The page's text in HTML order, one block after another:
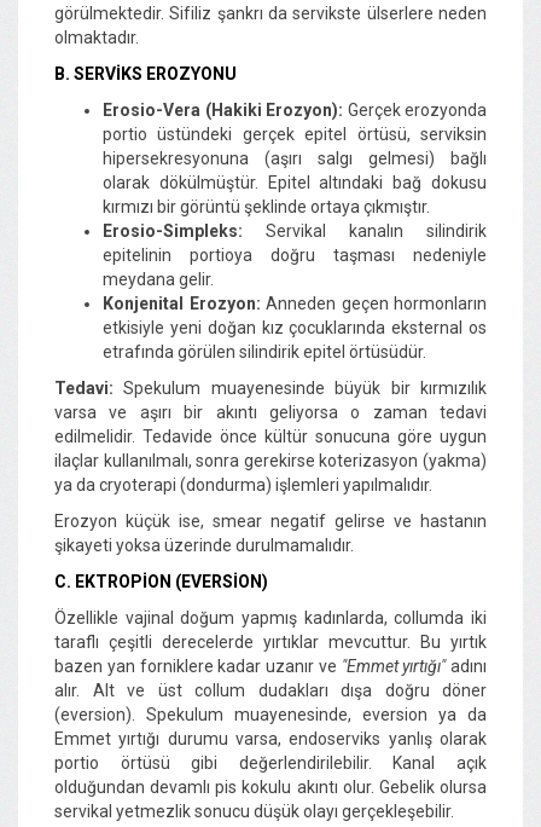
görülmektedir. Sifiliz şankrı da servikste ülserlere neden
olmaktadır.
B. SERVİKS EROZYONU
Erosio-Vera (Hakiki Erozyon): Gerçek erozyonda
portio üstündeki gerçek epitel örtüsü, serviksin
hipersekresyonuna (aşırı salgı gelmesi) bağlı
olarak dökülmüştür. Epitel altındaki bağ dokusu
kırmızı bir görüntü şeklinde ortaya çıkmıştır.
Erosio-Simpleks: Servikal kanalın silindirik
epitelinin portioya doğru taşması nedeniyle
meydana gelir.
Konjenital Erozyon: Anneden geçen hormonların
etkisiyle yeni doğan kız çocuklarında eksternal os
etrafında görülen silindirik epitel örtüsüdür.
Tedavi: Spekulum muayenesinde büyük bir kırmızılık
varsa ve aşırı bir akıntı geliyorsa o zaman tedavi
edilmelidir. Tedavide önce kültür sonucuna göre uygun
ilaçlar kullanılmalı, sonra gerekirse koterizasyon (yakma)
ya da cryoterapi (dondurma) işlemleri yapılmalıdır.
Erozyon küçük ise, smear negatif gelirse ve hastanın
şikayeti yoksa üzerinde durulmamalıdır.
C. EKTROPİON (EVERSİON)
Özellikle vajinal doğum yapmış kadınlarda, collumda iki
taraflı çeşitli derecelerde yırtıklar mevcuttur. Bu yırtık
bazen yan forniklere kadar uzanır ve "Emmet yırtığı"adını
alır. Alt ve üst collum dudakları dışa doğru döner
(eversion). Spekulum muayenesinde, eversion ya da
Emmet yırtığı durumu varsa, endoserviks yanlış olarak
portio örtüsü gibi değerlendirilebilir. Kanal açık
olduğundan devamlı pis kokulu akıntı olur. Gebelik olursa
servikal yetmezlik sonucu düşük olayı gerçekleşebilir.